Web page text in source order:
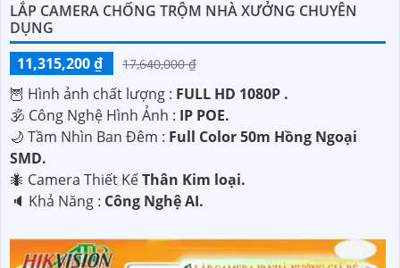
LẮP CAMERA CHỐNG TRỘM NHÀ XƯỞNG CHUYÊN
DỤNG
11,315,200 ₫
17,640,000 ₫
🦉 Hình ảnh chất lượng : FULL HD 1080P .
🕉️ Công Nghệ Hình Ảnh : IP POE.
🌙 Tầm Nhìn Ban Đêm : Full Color 50m Hồng Ngoại
SMD.
🐜 Camera Thiết KếThân Kim loại.
️🔈 Khả Năng : Công Nghệ AI.